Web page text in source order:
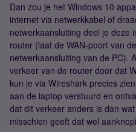
Dan zou je het Windows 10
internet via netwerkkabel of
netwerkaansluiting deel je deze
router (laat de WAN-poort van
netwerkaansluiting van de PC).
verkeer van de router door dat
kun je via Wireshark precies
aan de laptop verstuurd en
dat dit verkeer anders is dan
misschien geeft dat wel